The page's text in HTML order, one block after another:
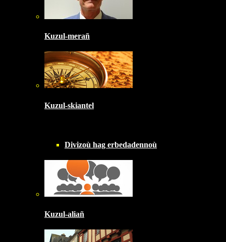
Kuzul-merañ
Kuzul-skiantel
Divizoù hag erbedadennoù
Kuzul-aliañ